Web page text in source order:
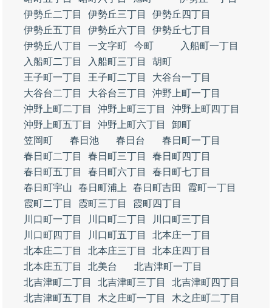
伊勢丘二丁目
伊勢丘三丁目
伊勢丘四丁目
伊勢丘五丁目
伊勢丘六丁目
伊勢丘七丁目
伊勢丘八丁目
一文字町 今町
入船町一丁目
入船町二丁目
入船町三丁目
胡町
王子町一丁目
王子町二丁目
大谷台一丁目
大谷台二丁目
大谷台三丁目
沖野上町一丁目
沖野上町二丁目
沖野上町三丁目
沖野上町四丁目
沖野上町五丁目
沖野上町六丁目
卸町
笠岡町
春日池 春日台
春日町一丁目
春日町二丁目
春日町三丁目
春日町四丁目
春日町五丁目
春日町六丁目
春日町七丁目
春日町宇山
春日町浦上 春日町吉田
霞町一丁目
霞町二丁目
霞町三丁目
霞町四丁目
川口町一丁目
川口町二丁目
川口町三丁目
川口町四丁目
川口町五丁目
北本庄一丁目
北本庄二丁目
北本庄三丁目
北本庄四丁目
北本庄五丁目
北美台
北吉津町一丁目
北吉津町二丁目
北吉津町三丁目
北吉津町四丁目
北吉津町五丁目
木之庄町一丁目
木之庄町二丁目